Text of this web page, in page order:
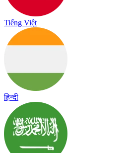
Tiếng Việt
हिन्दी